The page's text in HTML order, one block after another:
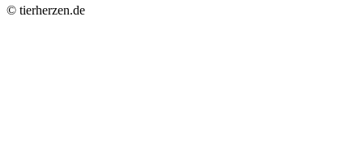
© tierherzen.de